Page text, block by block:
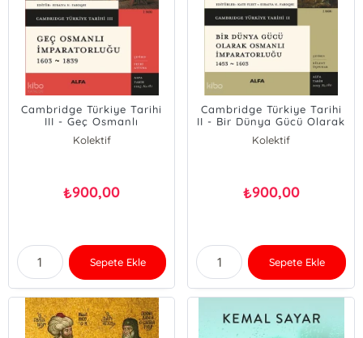
Cambridge Türkiye Tarihi
III - Geç Osmanlı
İmparatorluğu 1603-1839
Kolektif
₺900,00
Sepete Ekle
Cambridge Türkiye Tarihi
II - Bir Dünya Gücü Olarak
Osmanlı İmparatorluğu
1453 - 1603
Kolektif
₺900,00
Sepete Ekle